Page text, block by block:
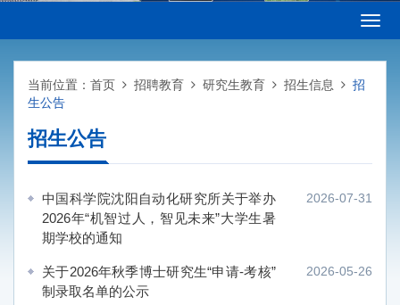
当前位置： 首页 招聘教育 研究生教育 招生信息
招
生公告
招生公告
中国科学院沈阳自动化研究所关于举办
2026年“机智过人，智见未来”大学生暑
期学校的通知
2026-07-31
关于2026年秋季博士研究生“申请-考核”
制录取名单的公示
2026-05-26